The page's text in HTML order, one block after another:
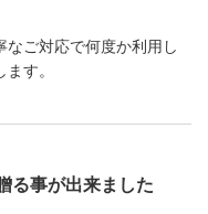
ご対応で何度か利用し
す。
る事が出来ました